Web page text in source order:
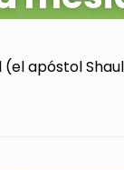
(el apóstol